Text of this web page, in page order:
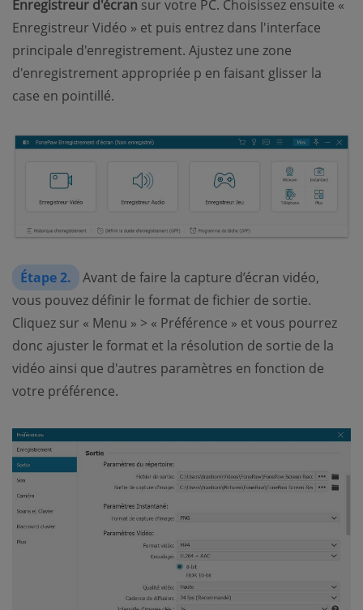
Enregistreur d'écran sur votre PC. Choisissez ensuite «
Enregistreur Vidéo » et puis entrez dans l'interface
principale d'enregistrement. Ajustez une zone
d'enregistrement appropriée p en faisant glisser la
case en pointillé.
Étape 2.
Avant de faire la capture d’écran vidéo,
vous pouvez définir le format de fichier de sortie.
Cliquez sur « Menu » > « Préférence » et vous pourrez
donc ajuster le format et la résolution de sortie de la
vidéo ainsi que d'autres paramètres en fonction de
votre préférence.